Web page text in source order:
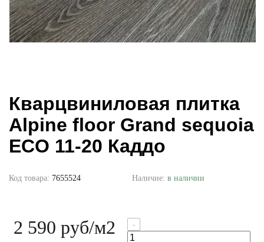
Кварцвиниловая плитка
Alpine floor Grand sequoia
ECO 11-20 Каддо
Код товара: 7655524 Наличие: в наличии
2 590 руб/м2 -